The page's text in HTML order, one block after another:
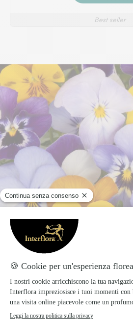
Best seller